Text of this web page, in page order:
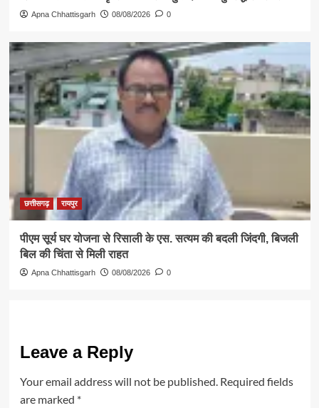
Apna Chhattisgarh 08/08/2026 0
छत्तीसगढ़ रायपुर
पीएम सूर्य घर योजना से रिसाली के एस. सत्यम की बदली जिंदगी, बिजली
बिल की चिंता से मिली राहत
Apna Chhattisgarh 08/08/2026 0
Leave a Reply
Your email address will not be published. Required fields
are marked *